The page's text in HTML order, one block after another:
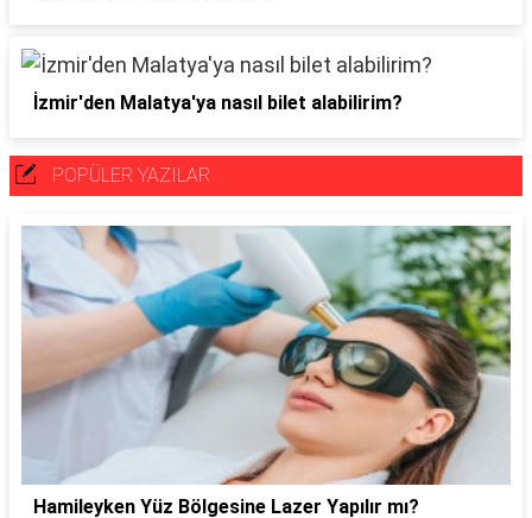
İzmir'den Malatya'ya nasıl bilet alabilirim?
POPÜLER YAZILAR
Hamileyken Yüz Bölgesine Lazer Yapılır mı?